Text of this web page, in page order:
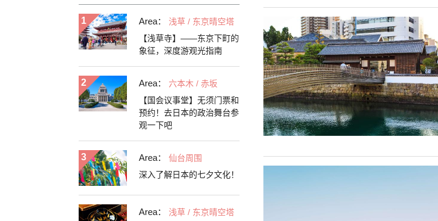
Area：
浅草 / 东京晴空塔
【浅草寺】——东京下町的
象征，深度游观光指南
Area：
六本木 / 赤坂
【国会议事堂】无须门票和
预约！去日本的政治舞台参
观一下吧
Area：
仙台周围
深入了解日本的七夕文化！
Area：
浅草 / 东京晴空塔